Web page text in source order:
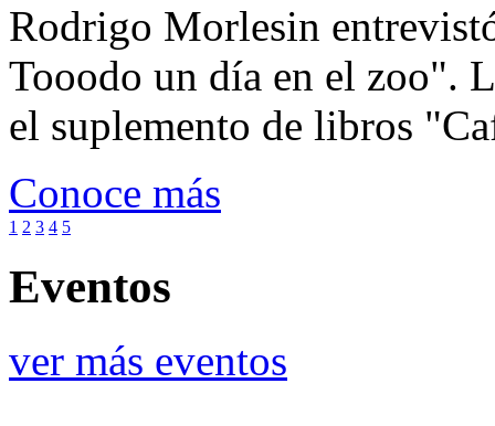
Rodrigo Morlesin
Tooodo un día en el zoo".
el suplemento de libros
Conoce más
1 2 3 4 5
Eventos
ver más eventos